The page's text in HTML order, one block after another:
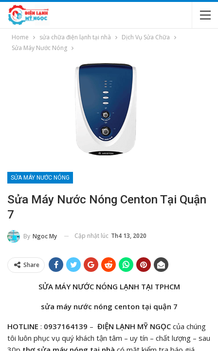
Home sửa chữa điện lạnh tại nhà
Dịch Vụ Sửa Chữa
Sửa Máy Nước Nóng
SỬA MÁY NƯỚC NÓNG
Sửa Máy Nước Nóng Centon Tại Quận
7
By Ngoc My Cập nhật lúc Th4 13, 2020
Share
SỬA MÁY NƯỚC NÓNG LẠNH TẠI TPHCM
sửa máy nước nóng centon tại quận 7
HOTLINE : 0937164139 – ĐIỆN LẠNH MỸ NGỌC của chúng
tôi luôn phục vụ quý khách tận tâm – uy tín – chất lượng – sau